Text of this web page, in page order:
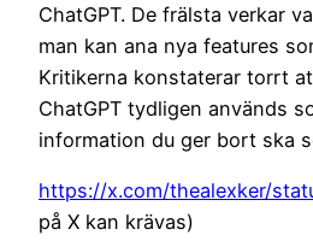
ChatGPT. De frälsta verkar
man kan ana nya features
Kritikerna konstaterar torrt
ChatGPT tydligen används
information du ger bort ska
https://x.com/thealexker/
på X kan krävas)